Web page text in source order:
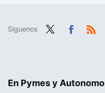
Síguenos
En Pymes y